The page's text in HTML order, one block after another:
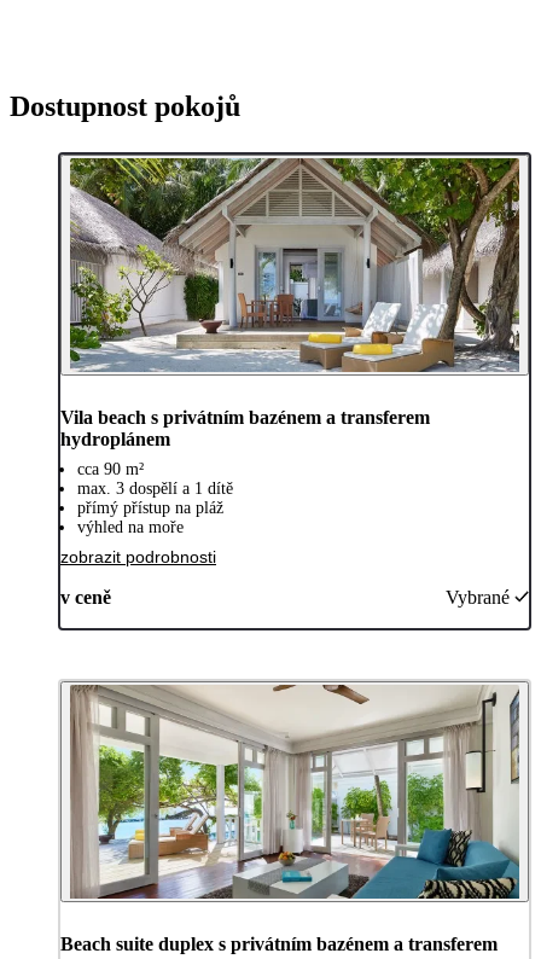
Dostupnost pokojů
Vila beach s privátním bazénem a transferem
hydroplánem
cca 90 m²
max. 3 dospělí a 1 dítě
přímý přístup na pláž
výhled na moře
zobrazit podrobnosti
v ceně Vybrané
Beach suite duplex s privátním bazénem a transferem